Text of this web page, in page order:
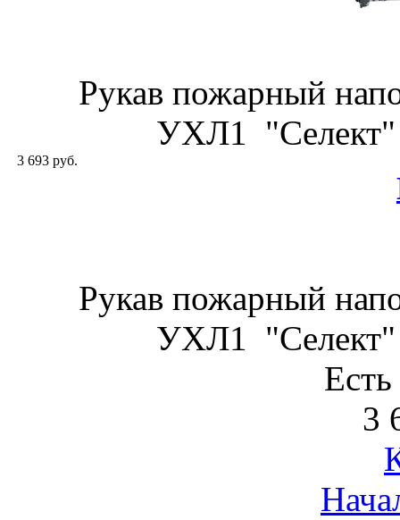
Рукав пожарный
УХЛ1 "Селект"
3 693 руб.
Рукав пожарный
УХЛ1 "Селект"
3